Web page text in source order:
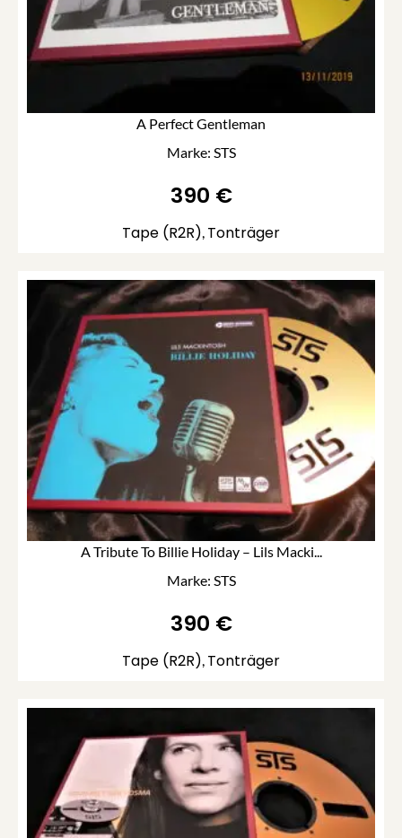
Tape (R2R), Tonträger
A Perfect Gentleman
Marke: STS
390 €
Tape (R2R), Tonträger
A Tribute To Billie Holiday – Lils Macki...
Marke: STS
390 €